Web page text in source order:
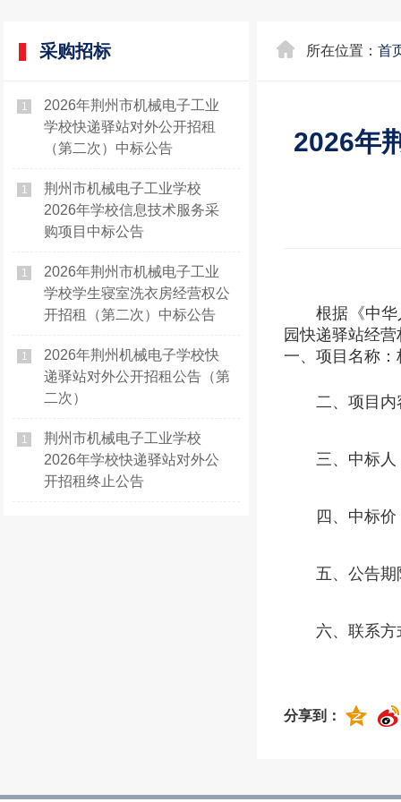
采购招标
1
2026年荆州市机械电子工业
学校快递驿站对外公开招租
（第二次）中标公告
1
荆州市机械电子工业学校
2026年学校信息技术服务采
购项目中标公告
1
2026年荆州市机械电子工业
学校学生寝室洗衣房经营权公
开招租（第二次）中标公告
1
2026年荆州机械电子学校快
递驿站对外公开招租公告（第
二次）
1
荆州市机械电子工业学校
2026年学校快递驿站对外公
开招租终止公告
所在位置： 首
2026年
根据《中
园快递驿站经
一、项目名称
二、项目
三、中标
四、中标价
五、公告期
六、联系
分享到：